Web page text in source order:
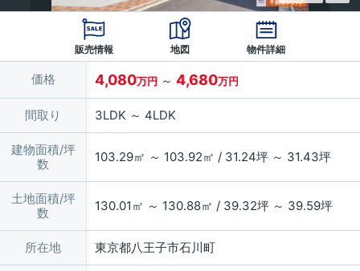
販売情報 地図 物件詳細
価格 4,080万円 ～ 4,680万円
間取り 3LDK ～ 4LDK
建物面積/坪
数
103.29㎡ ～ 103.92㎡ / 31.24坪 ～ 31.43坪
土地面積/坪
数
130.01㎡ ～ 130.88㎡ / 39.32坪 ～ 39.59坪
所在地 東京都八王子市石川町